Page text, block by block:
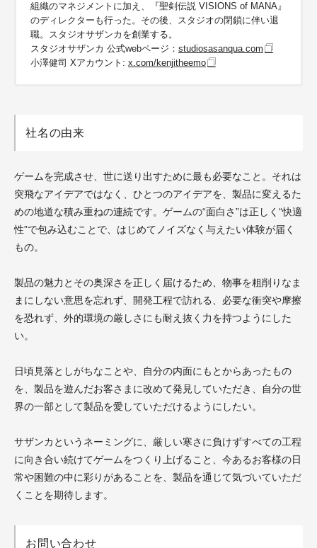
組織のマネジメントに加え、『聖剣伝説 VISIONS of MANA』
のディレクターも行った。その後、スタジオの閉鎖に伴い退
職。スタジオサザンカを創業する。
スタジオサザンカ 公式webページ： studiosasanqua.com
小澤健司 Xアカウント: x.com/kenjitheemo
社名の由来
ゲームを完成させ、世に送り出すために最も必要なこと。それは
突飛なアイデアではなく、ひとつのアイデアを、製品に変えるた
めの地道な積み重ねの連続です。ゲームの“面白さ”は正しく“快適
性”で包み込むことで、はじめてノイズなく与えたい体験が届く
もの。
製品の魅力とその奥深さを正しく届けるため、物事を粗削りなま
まにしない意思を忘れず、開発工程で訪れる、必要な衝突や摩擦
を恐れず、外的環境の厳しさにも耐え抜く力を持つようにした
い。
日頃見落としがちなことや、自分の内面にもとからあったもの
を、製品を遊んだお客さまに改めて発見していただき、自分の世
界の一部として製品を愛していただけるようにしたい。
サザンカというネーミングに、厳しい寒さに負けずすべての工程
に向き合い続けてゲームをつくり上げること、今あるお客様の日
常や困難の中に彩りがあることを、製品を通じて気づいていただ
くことを期待します。
お問い合わせ